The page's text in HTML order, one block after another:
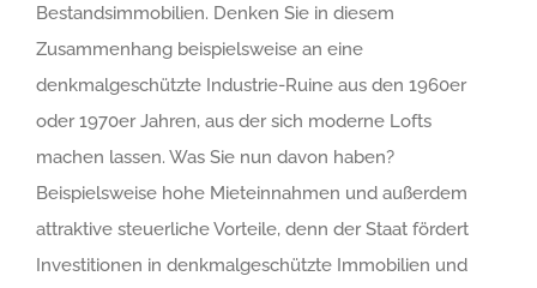
Bestandsimmobilien. Denken Sie in diesem
Zusammenhang beispielsweise an eine
denkmalgeschützte Industrie-Ruine aus den 1960er
oder 1970er Jahren, aus der sich moderne Lofts
machen lassen. Was Sie nun davon haben?
Beispielsweise hohe Mieteinnahmen und außerdem
attraktive steuerliche Vorteile, denn der Staat fördert
Investitionen in denkmalgeschützte Immobilien und